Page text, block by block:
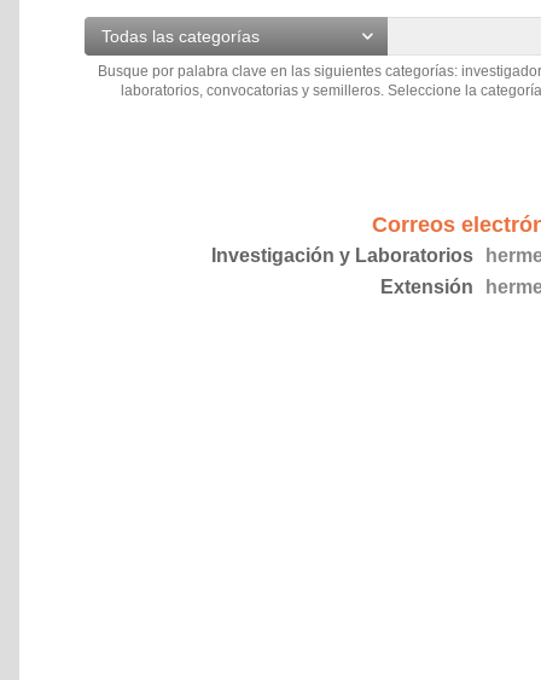
Todas las categorías
Busque por palabra clave en las siguientes categorías:
laboratorios, convocatorias y semilleros. Seleccione la
Correos
Investigación y Laboratorios
Extensión